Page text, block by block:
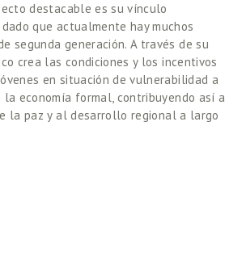
destacable es su vínculo
que actualmente hay muchos
segunda generación. A través de su
crea las condiciones y los incentivos
en situación de vulnerabilidad a
economía formal, contribuyendo así a
la paz y al desarrollo regional a largo